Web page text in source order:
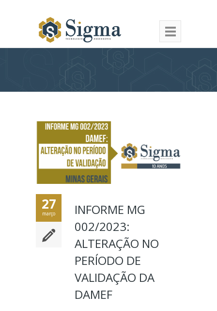
27
março
INFORME MG
002/2023:
ALTERAÇÃO NO
PERÍODO DE
VALIDAÇÃO DA
DAMEF